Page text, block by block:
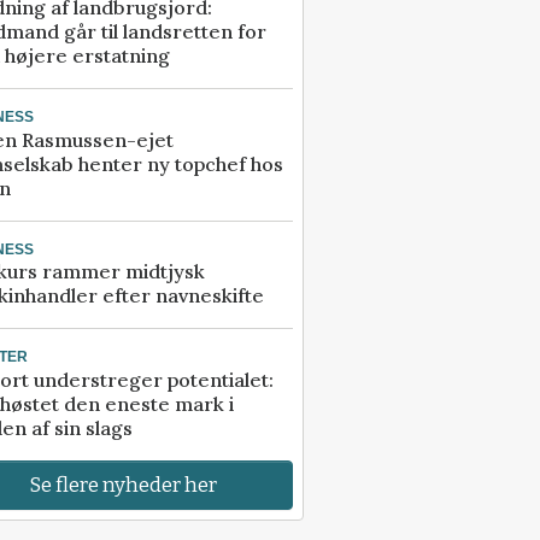
af landbrugsjord:
går til landsretten for
højere erstatning
Rasmussen-ejet
henter ny topchef hos
rammer midtjysk
efter navneskifte
understreger potentialet:
den eneste mark i
af sin slags
Se flere nyheder her